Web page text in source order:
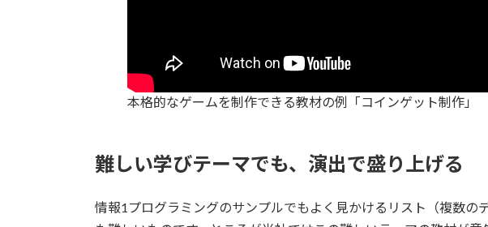
本格的なゲームを制作できる教材の例「コインゲット制作」
難しい学びテーマでも、演出で盛り上げる
情報1プログラミングのサンプルでもよく見かけるリスト（複数